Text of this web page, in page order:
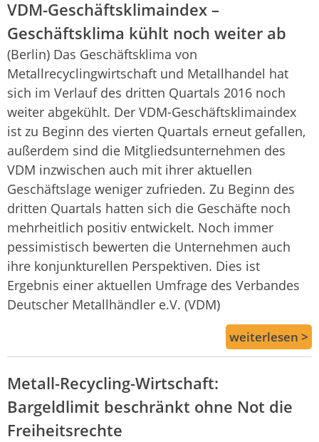
VDM-Geschäftsklimaindex –
Geschäftsklima kühlt noch weiter ab
(Berlin) Das Geschäftsklima von
Metallrecyclingwirtschaft und Metallhandel hat
sich im Verlauf des dritten Quartals 2016 noch
weiter abgekühlt. Der VDM-Geschäftsklimaindex
ist zu Beginn des vierten Quartals erneut gefallen,
außerdem sind die Mitgliedsunternehmen des
VDM inzwischen auch mit ihrer aktuellen
Geschäftslage weniger zufrieden. Zu Beginn des
dritten Quartals hatten sich die Geschäfte noch
mehrheitlich positiv entwickelt. Noch immer
pessimistisch bewerten die Unternehmen auch
ihre konjunkturellen Perspektiven. Dies ist
Ergebnis einer aktuellen Umfrage des Verbandes
Deutscher Metallhändler e.V. (VDM)
weiterlesen >
Metall-Recycling-Wirtschaft:
Bargeldlimit beschränkt ohne Not die
Freiheitsrechte